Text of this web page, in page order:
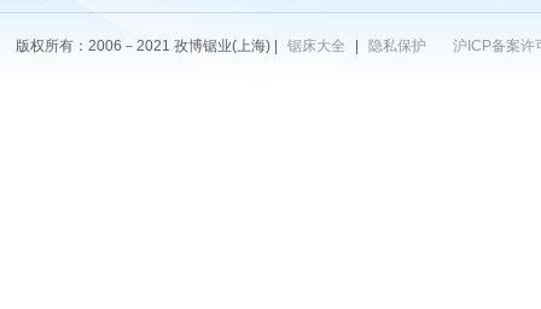
版权所有：2006－2021 孜博锯业(上海) | 锯床大全 隐私保护 沪ICP备案许